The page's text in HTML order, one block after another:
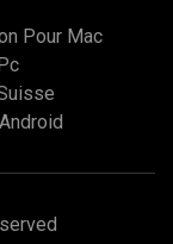
Pour Mac